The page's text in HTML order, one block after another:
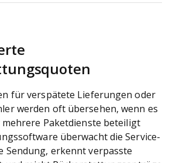
für verspätete Lieferungen oder
werden oft übersehen, wenn es
Paketdienste beteiligt
überwacht die Service-
Sendung, erkennt verpasste